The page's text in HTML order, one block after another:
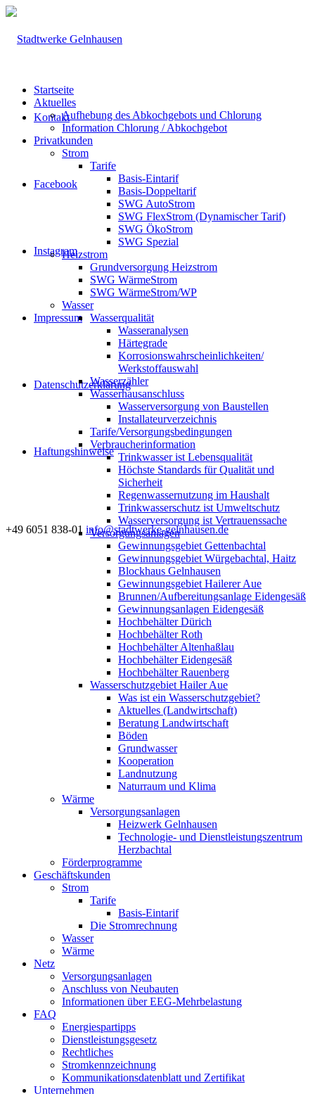
Kontakt
Facebook
Instagram
Impressum
Datenschutzerklärung
Haftungshinweise
+49 6051 838-01 info@stadtwerke-gelnhausen.de
Startseite
Aktuelles
Aufhebung des Abkochgebots und Chlorung
Information Chlorung / Abkochgebot
Privatkunden
Strom
Tarife
Basis-Eintarif
Basis-Doppeltarif
SWG AutoStrom
SWG FlexStrom (Dynamischer Tarif)
SWG ÖkoStrom
SWG Spezial
Heizstrom
Grundversorgung Heizstrom
SWG WärmeStrom
SWG WärmeStrom/WP
Wasser
Wasserqualität
Wasseranalysen
Härtegrade
Korrosionswahrscheinlichkeiten/
Werkstoffauswahl
Wasserzähler
Wasserhausanschluss
Wasserversorgung von Baustellen
Installateurverzeichnis
Tarife/Versorgungsbedingungen
Verbraucherinformation
Trinkwasser ist Lebensqualität
Höchste Standards für Qualität und
Sicherheit
Regenwassernutzung im Haushalt
Trinkwasserschutz ist Umweltschutz
Wasserversorgung ist Vertrauenssache
Versorgungsanlagen
Gewinnungsgebiet Gettenbachtal
Gewinnungsgebiet Würgebachtal, Haitz
Blockhaus Gelnhausen
Gewinnungsgebiet Hailerer Aue
Brunnen/Aufbereitungsanlage Eidengesäß
Gewinnungsanlagen Eidengesäß
Hochbehälter Dürich
Hochbehälter Roth
Hochbehälter Altenhaßlau
Hochbehälter Eidengesäß
Hochbehälter Rauenberg
Wasserschutzgebiet Hailer Aue
Was ist ein Wasserschutzgebiet?
Aktuelles (Landwirtschaft)
Beratung Landwirtschaft
Böden
Grundwasser
Kooperation
Landnutzung
Naturraum und Klima
Wärme
Versorgungsanlagen
Heizwerk Gelnhausen
Technologie- und Dienstleistungszentrum
Herzbachtal
Förderprogramme
Geschäftskunden
Strom
Tarife
Basis-Eintarif
Die Stromrechnung
Wasser
Wärme
Netz
Versorgungsanlagen
Anschluss von Neubauten
Informationen über EEG-Mehrbelastung
FAQ
Energiespartipps
Dienstleistungsgesetz
Rechtliches
Stromkennzeichnung
Kommunikationsdatenblatt und Zertifikat
Unternehmen